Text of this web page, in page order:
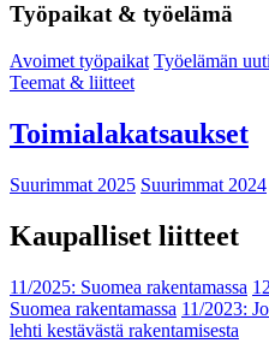
Työpaikat & työelämä
Avoimet työpaikat Työelämän
Teemat & liitteet
Toimialakatsaukset
Suurimmat 2025 Suurimmat 2024
Kaupalliset liitteet
11/2025: Suomea rakentamassa
Suomea rakentamassa 11/2023:
lehti kestävästä rakentamisesta